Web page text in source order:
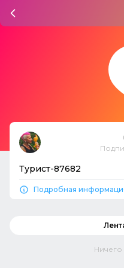
Турист-87682
Подробная
Ничего